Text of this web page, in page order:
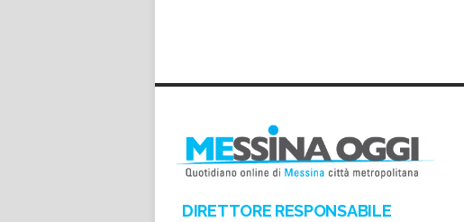
DIRETTORE RESPONSABILE